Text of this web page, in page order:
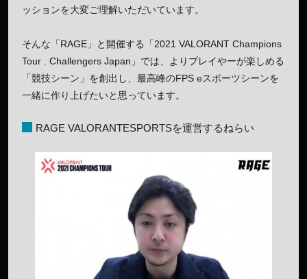
ッションを大変ご理解いただいています。
そんな「RAGE」と開催する「2021 VALORANT Champions
Tour . Challengers Japan」では、よりプレイやーが楽しめる
「競技シーン」を創出し、最高峰のFPS eスポーツシーンを
一緒に作り上げたいと思っています。
RAGE VALORANTESPORTSを運営するねらい